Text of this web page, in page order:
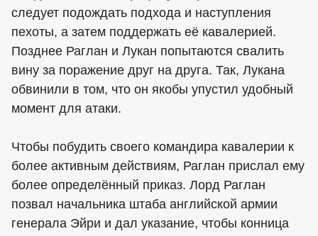
следует подождать подхода и наступления
пехоты, а затем поддержать её кавалерией.
Позднее Раглан и Лукан попытаются свалить
вину за поражение друг на друга. Так, Лукана
обвинили в том, что он якобы упустил удобный
момент для атаки.
Чтобы побудить своего командира кавалерии к
более активным действиям, Раглан прислал ему
более определённый приказ. Лорд Раглан
позвал начальника штаба английской армии
генерала Эйри и дал указание, чтобы конница